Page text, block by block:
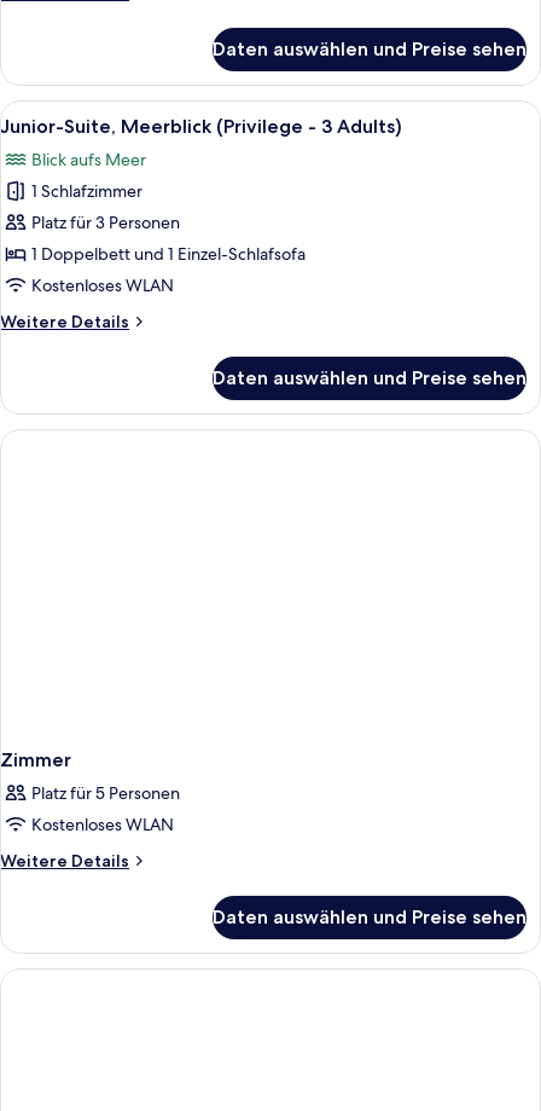
1
Suite,
Meerblick
(Privilege
Adult)
Daten auswählen und Preise sehen
Alle
Fotos
für
Junior-
Suite,
Meerblick
(Privilege
3
Ein Hotelzimmer mit einem großen
5
Junior-Suite, Meerblick (Privilege - 3 Adults)
Blick aufs Meer
1 Schlafzimmer
Platz für 3 Personen
1 Doppelbett und 1 Einzel-Schlafsofa
Kostenloses WLAN
Weitere Details
Weitere
Suite,
Meerblick
(Privilege
Daten auswählen und Preise sehen
Zimmer
Platz für 5 Personen
Kostenloses WLAN
Weitere Details
Weitere
Daten auswählen und Preise sehen